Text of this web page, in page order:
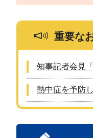
重要な
知事記者会見
熱中症を予防